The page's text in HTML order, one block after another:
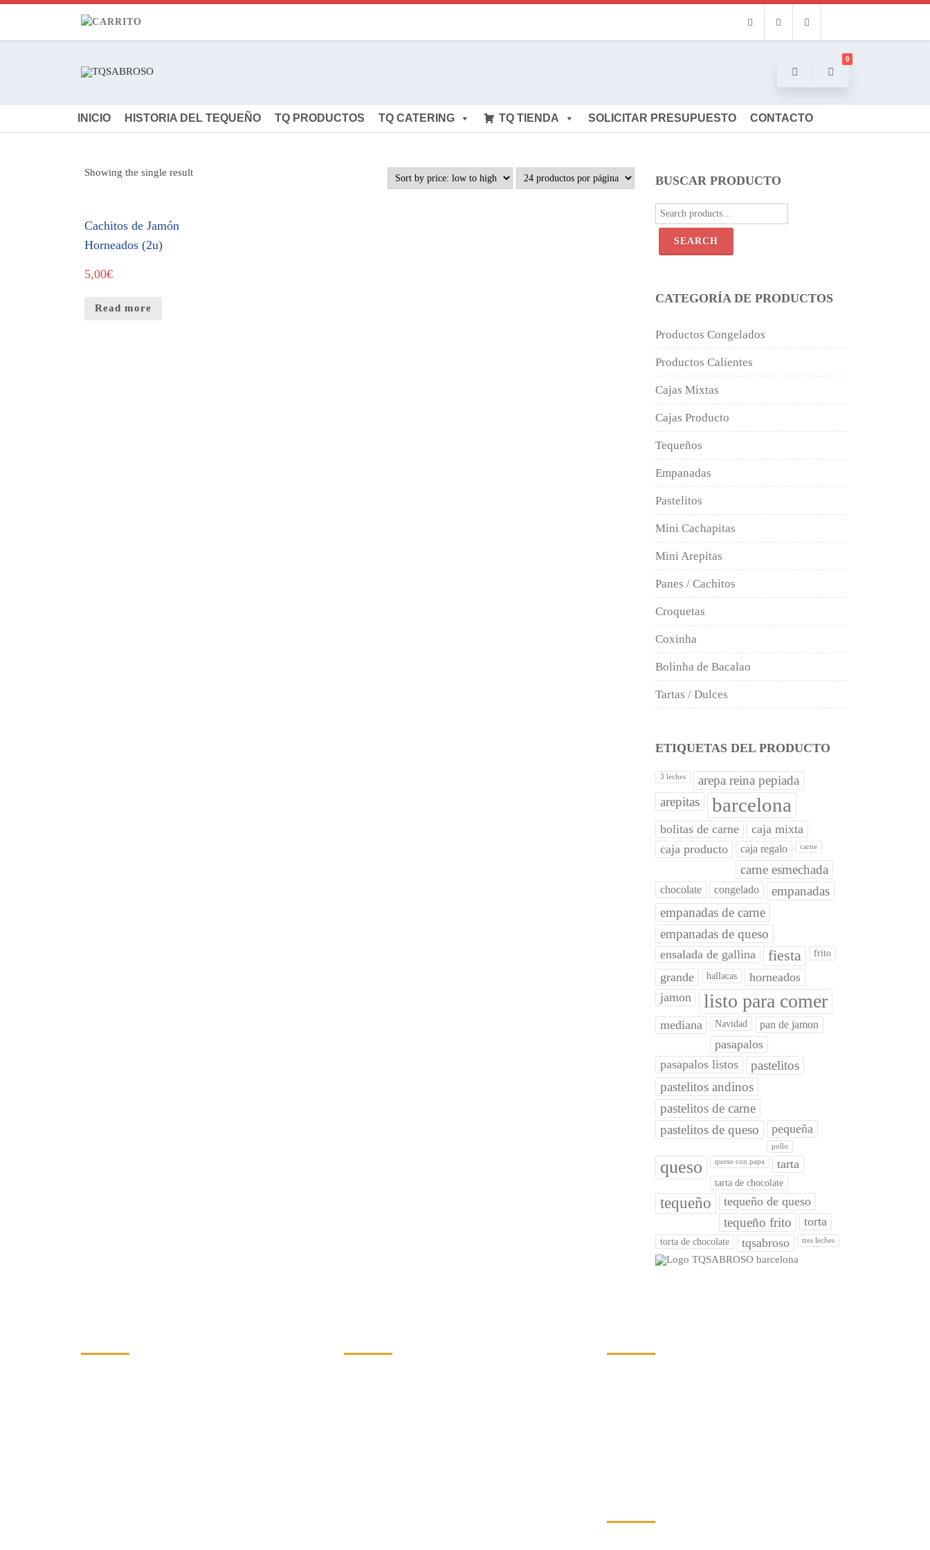
0
INICIO HISTORIA DEL TEQUEÑO TQ PRODUCTOS TQ CATERING TQ TIENDA SOLICITAR PRESUPUESTO CONTACTO
Showing the single result
Cachitos de Jamón
Horneados (2u)
5,00€
Read more
BUSCAR PRODUCTO
Search
for:
SEARCH
CATEGORÍA DE PRODUCTOS
Productos Congelados
Productos Calientes
Cajas Mixtas
Cajas Producto
Tequeños
Empanadas
Pastelitos
Mini Cachapitas
Mini Arepitas
Panes / Cachitos
Croquetas
Coxinha
Bolinha de Bacalao
Tartas / Dulces
ETIQUETAS DEL PRODUCTO
3 leches
arepa reina pepiada
arepitas
barcelona
bolitas de carne
caja mixta
caja producto
caja regalo carne
carne esmechada
chocolate congelado
empanadas
empanadas de carne
empanadas de queso
ensalada de gallina fiesta frito
grande hallacas
horneados
jamon
listo para comer
mediana Navidad pan de jamon
pasapalos
pasapalos listos
pastelitos
pastelitos andinos
pastelitos de carne
pastelitos de queso
pequeña
pollo
queso queso con papa tarta
tarta de chocolate
tequeño tequeño de queso
tequeño frito torta
torta de chocolate tqsabroso tres leches